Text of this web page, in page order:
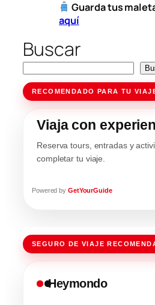
Guarda tus
aquí
Buscar
RECOMENDADO PARA TU
Viaja con
Reserva tours, entradas y
completar tu viaje.
Powered by GetYourGuide
SEGURO DE VIAJE
Heymondo